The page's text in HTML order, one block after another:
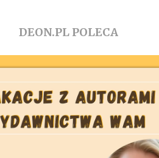
DEON.PL POLECA